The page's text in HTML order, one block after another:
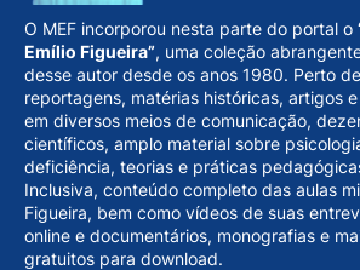
O MEF incorporou nesta parte do portal o
Emílio Figueira”, uma coleção
desse autor desde os anos 1980. Perto
reportagens, matérias históricas, artigos
em diversos meios de comunicação,
científicos, amplo material sobre
deficiência, teorias e práticas
Inclusiva, conteúdo completo das aulas
Figueira, bem como vídeos de suas
online e documentários, monografias e
gratuitos para download.